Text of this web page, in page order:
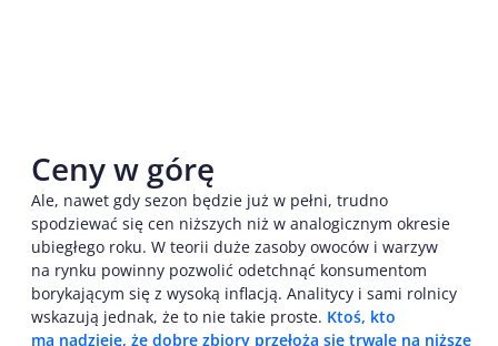
Ceny w górę
Ale, nawet gdy sezon będzie już w pełni, trudno
spodziewać się cen niższych niż w analogicznym okresie
ubiegłego roku. W teorii duże zasoby owoców i warzyw
na rynku powinny pozwolić odetchnąć konsumentom
borykającym się z wysoką inflacją. Analitycy i sami rolnicy
wskazują jednak, że to nie takie proste. Ktoś, kto
ma nadzieję, że dobre zbiory przełożą się trwale na niższe